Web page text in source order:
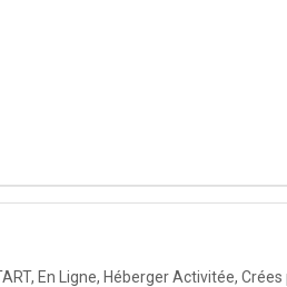
En Ligne, Héberger Activitée, Crées